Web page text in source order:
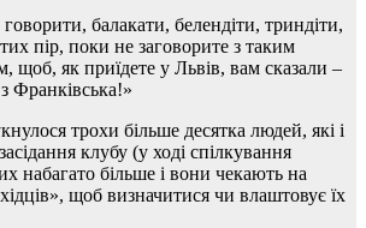
балакати, белендіти, триндіти,
пір, поки не заговорите з таким
щоб, як приїдете у Львів, вам сказали –
Франківська!»
трохи більше десятка людей, які і
клубу (у ході спілкування
набагато більше і вони чекають на
щоб визначитися чи влаштовує їх